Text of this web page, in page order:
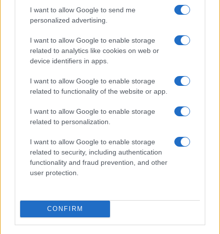
I want to allow Google to send me
personalized advertising.
I want to allow Google to enable storage
related to analytics like cookies on web or
device identifiers in apps.
I want to allow Google to enable storage
related to functionality of the website or app.
I want to allow Google to enable storage
related to personalization.
I want to allow Google to enable storage
related to security, including authentication
functionality and fraud prevention, and other
user protection.
CONFIRM
Εύκολες ιδέες για αρχάριους: εκλεκτικό
στιλ με γήινες αποχρώσεις στη διακόσμηση